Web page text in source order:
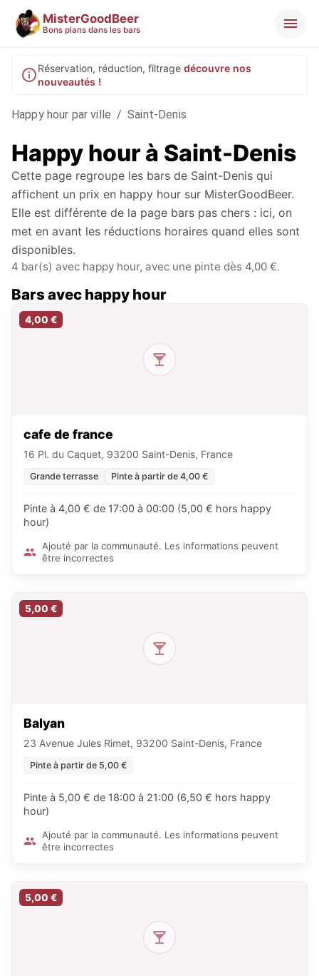
MisterGoodBeer
Bons plans dans les bars
Réservation, réduction, filtrage découvre nos
nouveautés !
Happy hour par ville / Saint-Denis
Happy hour à Saint-Denis
Cette page regroupe les bars de Saint-Denis qui
affichent un prix en happy hour sur MisterGoodBeer.
Elle est différente de la page bars pas chers : ici, on
met en avant les réductions horaires quand elles sont
disponibles.
4 bar(s) avec happy hour, avec une pinte dès 4,00 €.
Bars avec happy hour
4,00 €
cafe de france
16 Pl. du Caquet, 93200 Saint-Denis, France
Grande terrasse Pinte à partir de 4,00 €
Pinte à 4,00 € de 17:00 à 00:00 (5,00 € hors happy
hour)
Ajouté par la communauté. Les informations peuvent
être incorrectes
5,00 €
Balyan
23 Avenue Jules Rimet, 93200 Saint-Denis, France
Pinte à partir de 5,00 €
Pinte à 5,00 € de 18:00 à 21:00 (6,50 € hors happy
hour)
Ajouté par la communauté. Les informations peuvent
être incorrectes
5,00 €